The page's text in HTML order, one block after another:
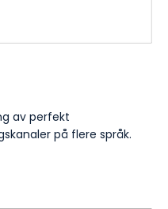
av perfekt
på flere språk.